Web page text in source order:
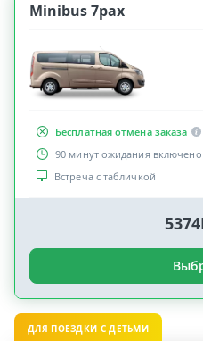
Minibus 7pax
Бесплатная отмена заказа
90 минут ожидания включено
Встреча с табличкой
ДЛЯ ПОЕЗДКИ С ДЕТЬМИ